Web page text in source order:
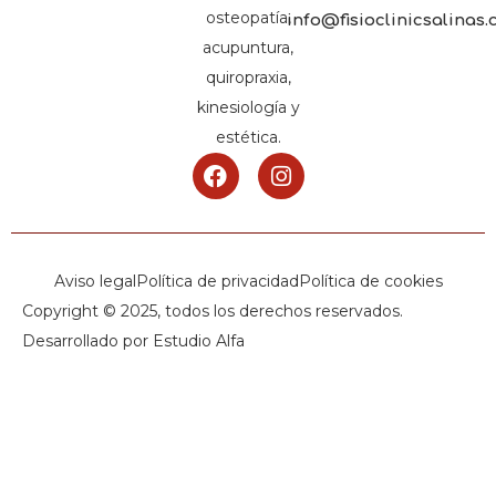
osteopatía,
acupuntura,
quiropraxia,
kinesiología y
estética.
Aviso legalPolítica de privacidadPolítica de cookies
Copyright © 2025, todos los derechos reservados.
Desarrollado por Estudio Alfa